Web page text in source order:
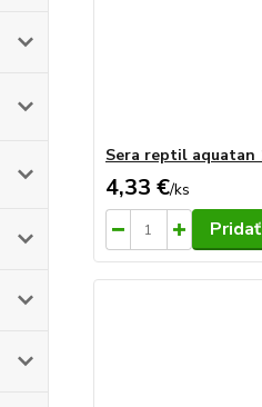
Sera reptil aquatan
4,33 €/ks